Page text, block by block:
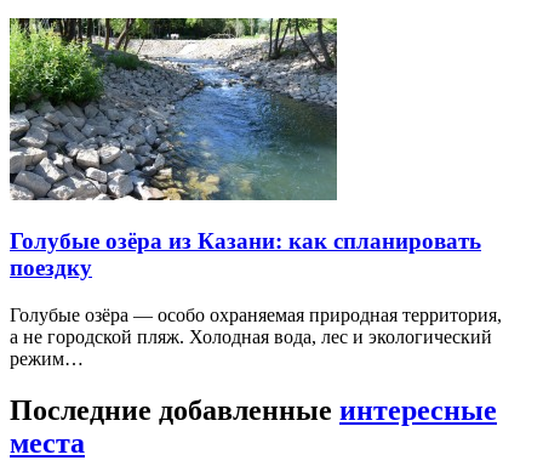
Голубые озёра из Казани: как спланировать
поездку
Голубые озёра — особо охраняемая природная территория,
а не городской пляж. Холодная вода, лес и экологический
режим…
Последние добавленные интересные
места